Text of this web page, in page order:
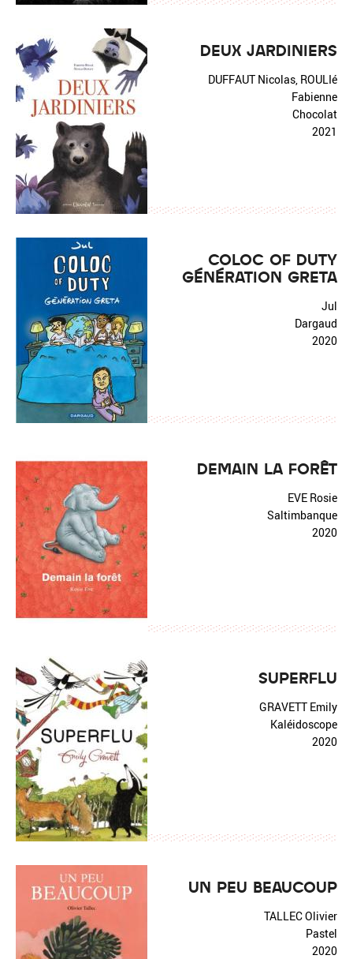
DEUX JARDINIERS
DUFFAUT Nicolas, ROULIé
Fabienne
Chocolat
2021
COLOC OF DUTY
GÉNÉRATION GRETA
Jul
Dargaud
2020
DEMAIN LA FORÊT
EVE Rosie
Saltimbanque
2020
SUPERFLU
GRAVETT Emily
Kaléidoscope
2020
UN PEU BEAUCOUP
TALLEC Olivier
Pastel
2020